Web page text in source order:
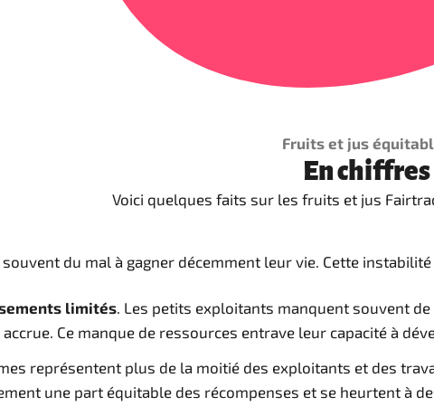
Fruits et jus
En chiffres
Voici quelques faits sur les fruits et jus
du mal à gagner décemment leur vie. Cette
limités. Les petits exploitants manquent souvent
Ce manque de ressources entrave leur capacité à
représentent plus de la moitié des exploitants et des
une part équitable des récompenses et se heurtent à